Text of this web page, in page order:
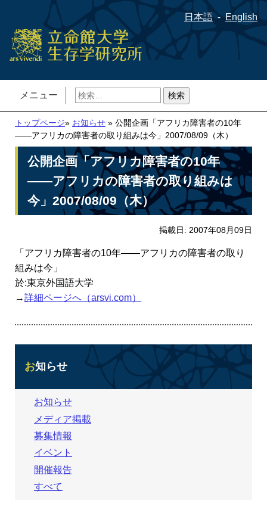
日本語 English
メニュー
検
索:
トップページ» お知らせ » 公開企画「アフリカ障害者の10年
――アフリカの障害者の取り組みは今」2007/08/09（木）
公開企画「アフリカ障害者の10年
――アフリカの障害者の取り組みは
今」2007/08/09（木）
掲載日: 2007年08月09日
「アフリカ障害者の10年――アフリカの障害者の取り
組みは今」
於:東京外国語大学
→詳細ページへ（arsvi.com）
お知らせ
お知らせ
メディア掲載
募集情報
イベント
開催報告
すべて